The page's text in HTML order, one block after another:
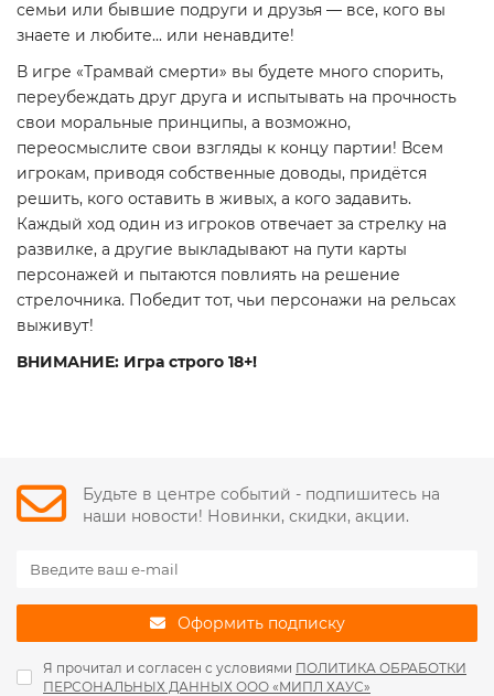
семьи или бывшие подруги и друзья — все, кого вы
знаете и любите... или ненавдите!
В игре «Трамвай смерти» вы будете много спорить,
переубеждать друг друга и испытывать на прочность
свои моральные принципы, а возможно,
переосмыслите свои взгляды к концу партии! Всем
игрокам, приводя собственные доводы, придётся
решить, кого оставить в живых, а кого задавить.
Каждый ход один из игроков отвечает за стрелку на
развилке, а другие выкладывают на пути карты
персонажей и пытаются повлиять на решение
стрелочника. Победит тот, чьи персонажи на рельсах
выживут!
ВНИМАНИЕ: Игра строго 18+!
Будьте в центре событий - подпишитесь на
наши новости! Новинки, скидки, акции.
Оформить подписку
Я прочитал и согласен с условиями ПОЛИТИКА ОБРАБОТКИ
ПЕРСОНАЛЬНЫХ ДАННЫХ ООО «МИПЛ ХАУС»